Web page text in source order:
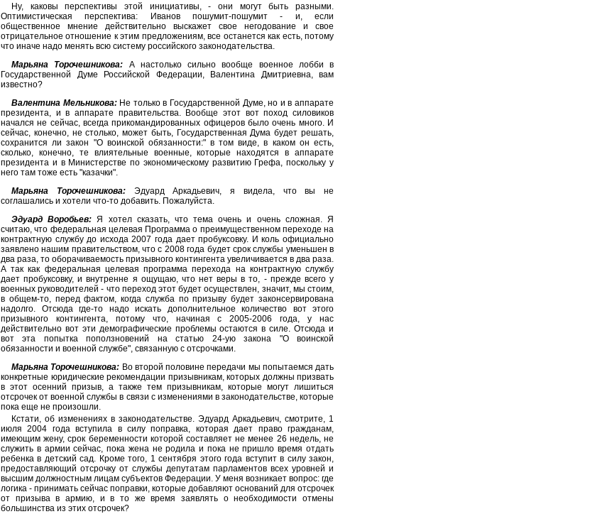
Ну, каковы перспективы этой инициативы, - они могут быть разными.
Оптимистическая перспектива: Иванов пошумит-пошумит - и, если
общественное мнение действительно выскажет свое негодование и свое
отрицательное отношение к этим предложениям, все останется как есть, потому
что иначе надо менять всю систему российского законодательства.
Марьяна Торочешникова: А настолько сильно вообще военное лобби в
Государственной Думе Российской Федерации, Валентина Дмитриевна, вам
известно?
Валентина Мельникова:Не только в Государственной Думе, но и в аппарате
президента, и в аппарате правительства. Вообще этот вот поход силовиков
начался не сейчас, всегда прикомандированных офицеров было очень много. И
сейчас, конечно, не столько, может быть, Государственная Дума будет решать,
сохранится ли закон "О воинской обязанности:" в том виде, в каком он есть,
сколько, конечно, те влиятельные военные, которые находятся в аппарате
президента и в Министерстве по экономическому развитию Грефа, поскольку у
него там тоже есть "казачки".
Марьяна Торочешникова:Эдуард Аркадьевич, я видела, что вы не
соглашались и хотели что-то добавить. Пожалуйста.
Эдуард Воробьев: Я хотел сказать, что тема очень и очень сложная. Я
считаю, что федеральная целевая Программа о преимущественном переходе на
контрактную службу до исхода 2007 года дает пробуксовку. И коль официально
заявлено нашим правительством, что с 2008 года будет срок службы уменьшен в
два раза, то оборачиваемость призывного контингента увеличивается в два раза.
А так как федеральная целевая программа перехода на контрактную службу
дает пробуксовку, и внутренне я ощущаю, что нет веры в то, - прежде всего у
военных руководителей - что переход этот будет осуществлен, значит, мы стоим,
в общем-то, перед фактом, когда служба по призыву будет законсервирована
надолго. Отсюда где-то надо искать дополнительное количество вот этого
призывного контингента, потому что, начиная с 2005-2006 года, у нас
действительно вот эти демографические проблемы остаются в силе. Отсюда и
вот эта попытка поползновений на статью 24-ую закона "О воинской
обязанности и военной службе", связанную с отсрочками.
Марьяна Торочешникова: Во второй половине передачи мы попытаемся дать
конкретные юридические рекомендации призывникам, которых должны призвать
в этот осенний призыв, а также тем призывникам, которые могут лишиться
отсрочек от военной службы в связи с изменениями в законодательстве, которые
пока еще не произошли.
Кстати, об изменениях в законодательстве. Эдуард Аркадьевич, смотрите, 1
июля 2004 года вступила в силу поправка, которая дает право гражданам,
имеющим жену, срок беременности которой составляет не менее 26 недель, не
служить в армии сейчас, пока жена не родила и пока не пришло время отдать
ребенка в детский сад. Кроме того, 1 сентября этого года вступит в силу закон,
предоставляющий отсрочку от службы депутатам парламентов всех уровней и
высшим должностным лицам субъектов Федерации. У меня возникает вопрос: где
логика - принимать сейчас поправки, которые добавляют оснований для отсрочек
от призыва в армию, и в то же время заявлять о необходимости отмены
большинства из этих отсрочек?